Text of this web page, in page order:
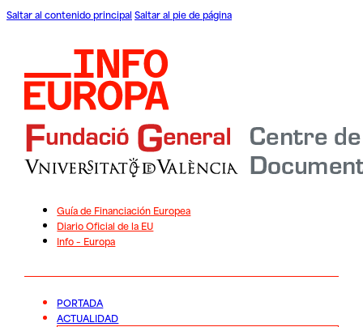
Saltar al contenido principal Saltar al pie de página
Guía de Financiación Europea
Diario Oficial de la EU
Info – Europa
PORTADA
ACTUALIDAD